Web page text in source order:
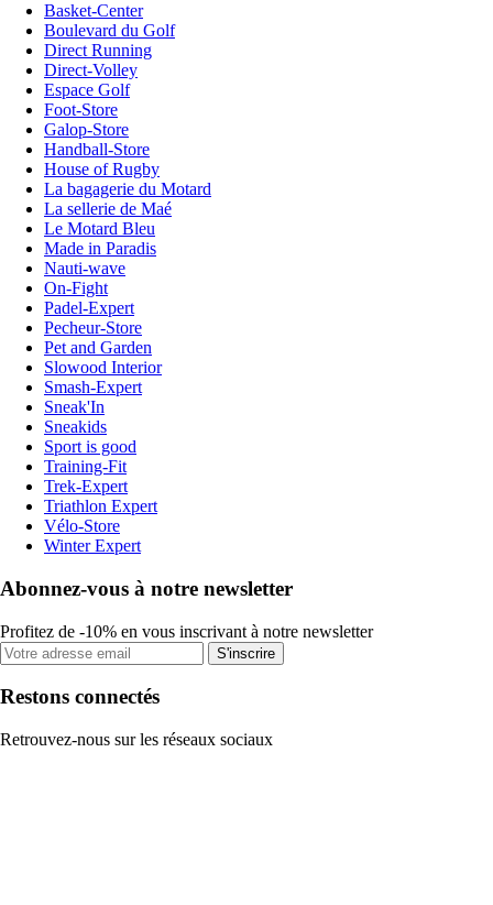
Basket-Center
Boulevard du Golf
Direct Running
Direct-Volley
Espace Golf
Foot-Store
Galop-Store
Handball-Store
House of Rugby
La bagagerie du Motard
La sellerie de Maé
Le Motard Bleu
Made in Paradis
Nauti-wave
On-Fight
Padel-Expert
Pecheur-Store
Pet and Garden
Slowood Interior
Smash-Expert
Sneak'In
Sneakids
Sport is good
Training-Fit
Trek-Expert
Triathlon Expert
Vélo-Store
Winter Expert
Abonnez-vous à notre newsletter
Profitez de -10% en vous inscrivant à notre newsletter
S'inscrire
Restons connectés
Retrouvez-nous sur les réseaux sociaux